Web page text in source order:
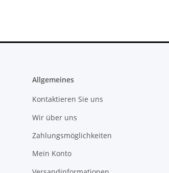
Allgemeines
Kontaktieren Sie uns
Wir über uns
Zahlungsmöglichkeiten
Mein Konto